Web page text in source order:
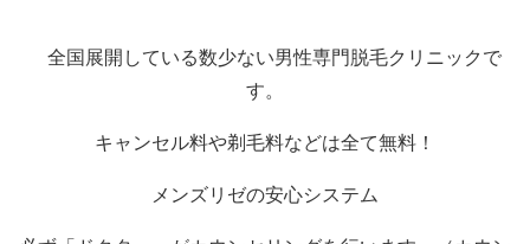
全国展開している数少ない男性専門脱毛クリニックで
す。
キャンセル料や剃毛料などは全て無料！
メンズリゼの安心システム